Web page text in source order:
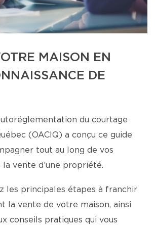
MAISON EN
DE
du courtage
(OACIQ) a conçu ce guide
tout au long de vos
vente d’une propriété.
les principales étapes à franchir
la vente de votre maison, ainsi
conseils pratiques qui vous